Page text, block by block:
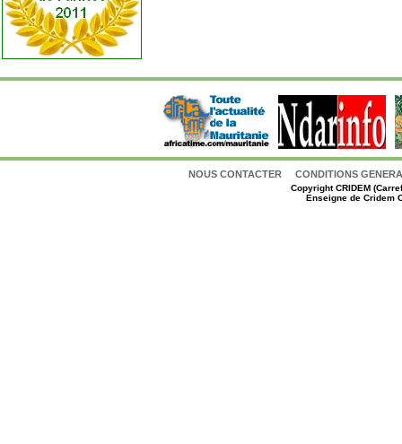
NOUS CONTACTER CONDITIONS
CopyrightCRIDEM
Enseigne de Cridem